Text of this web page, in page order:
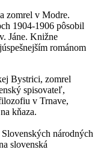
zomrel v Modre.
1904-1906 pôsobil
Jáne. Knižne
románom
Bystrici, zomrel
spisovateľ,
v Trnave,
kňaza.
národných
slovenská